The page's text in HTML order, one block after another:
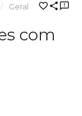
Geral
com